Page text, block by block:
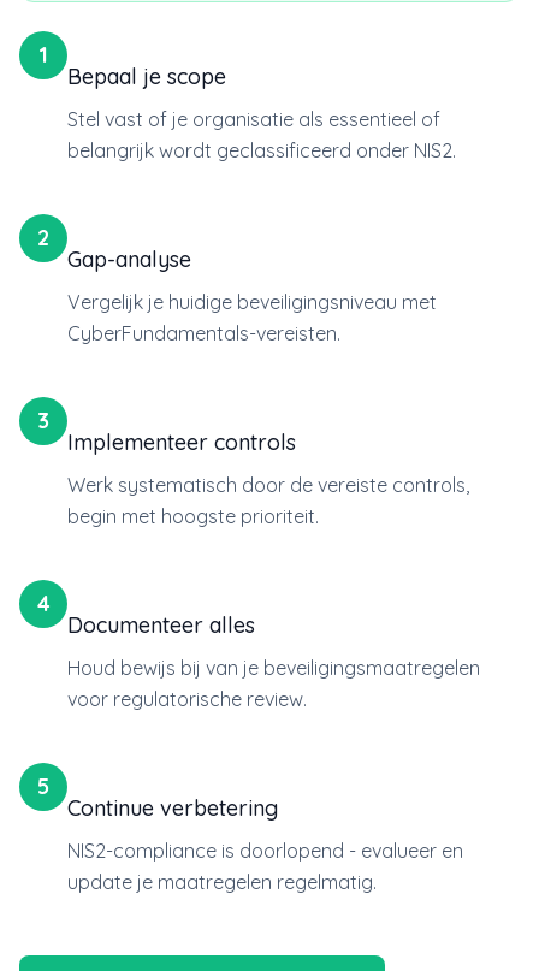
1
Bepaal je scope
Stel vast of je organisatie als essentieel of
belangrijk wordt geclassificeerd onder NIS2.
2
Gap-analyse
Vergelijk je huidige beveiligingsniveau met
CyberFundamentals-vereisten.
3
Implementeer controls
Werk systematisch door de vereiste controls,
begin met hoogste prioriteit.
4
Documenteer alles
Houd bewijs bij van je beveiligingsmaatregelen
voor regulatorische review.
5
Continue verbetering
NIS2-compliance is doorlopend - evalueer en
update je maatregelen regelmatig.